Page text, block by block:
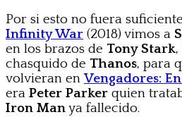
Por si esto no fuera
Infinity War (2018) vimos a
en los brazos de Tony Stark,
chasquido de Thanos, para
volvieran enVengadores:
era Peter Parker quien
Iron Manya fallecido.